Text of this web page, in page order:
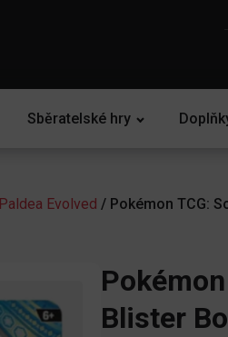
Sběratelské hry
Paldea Evolved / Pokémon TCG:
Blister